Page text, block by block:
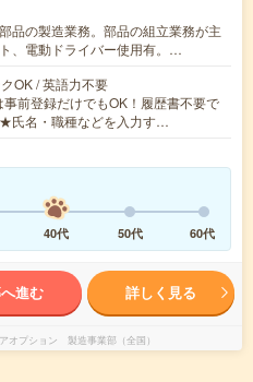
品の製造業務。部品の組立業務が主
、電動ドライバー使用有。…
OK / 英語力不要
前登録だけでもOK！履歴書不要で
氏名・職種などを入力す…
40代 50代 60代
進む 詳しく見る
オプション 製造事業部（全国）